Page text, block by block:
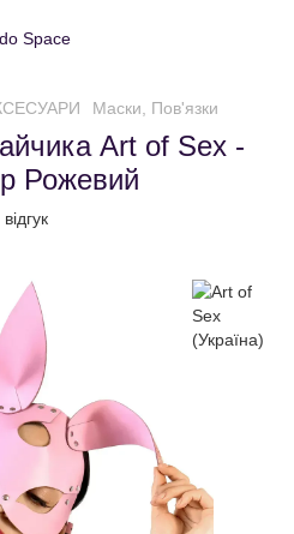
Маски, Пов'язки
Art of Sex -
Рожевий